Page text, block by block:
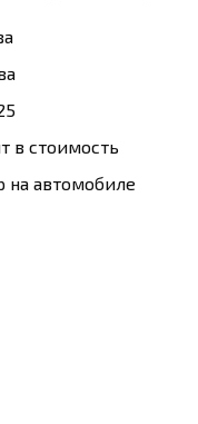
в стоимость
на автомобиле